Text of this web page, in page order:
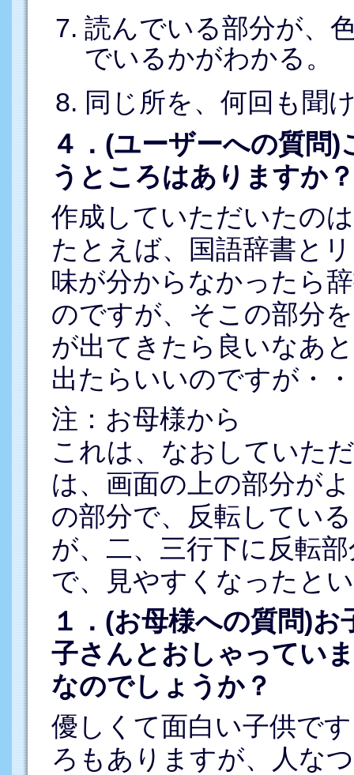
読んでいる部分が、
でいるかがわかる。
同じ所を、何回も聞
４．(ユーザーへの質問
うところはありますか？
作成していただいたの
たとえば、国語辞書と
味が分からなかったら
のですが、そこの部分
が出てきたら良いなあ
出たらいいのですが・
注：お母様から
これは、なおしていた
は、画面の上の部分が
の部分で、反転してい
が、二、三行下に反転
で、見やすくなったと
１．(お母様への質問)
子さんとおしゃってい
なのでしょうか？
優しくて面白い子供で
ろもありますが、人な